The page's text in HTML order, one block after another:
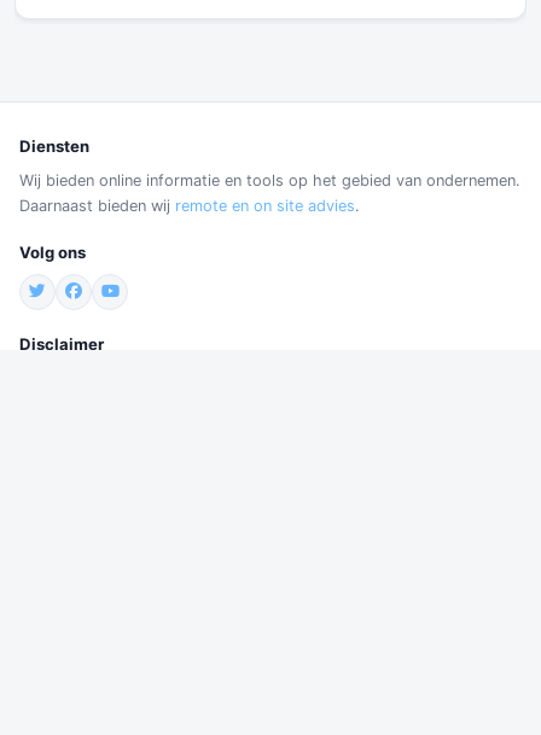
Diensten
Wij bieden online informatie en tools op het gebied van ondernemen.
Daarnaast bieden wij remote en on site advies.
Volg ons
Disclaimer